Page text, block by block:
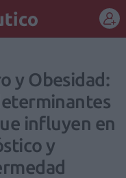
y Obesidad:
influyen en
y